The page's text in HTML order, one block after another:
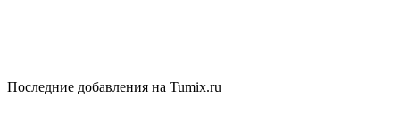
Последние добавления на Tumix.ru